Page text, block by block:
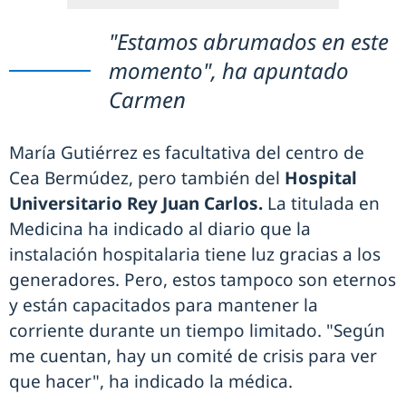
"Estamos abrumados en este
momento", ha apuntado
Carmen
María Gutiérrez es facultativa del centro de
Cea Bermúdez, pero también del Hospital
Universitario Rey Juan Carlos. La titulada en
Medicina ha indicado al diario que la
instalación hospitalaria tiene luz gracias a los
generadores. Pero, estos tampoco son eternos
y están capacitados para mantener la
corriente durante un tiempo limitado. "Según
me cuentan, hay un comité de crisis para ver
que hacer", ha indicado la médica.